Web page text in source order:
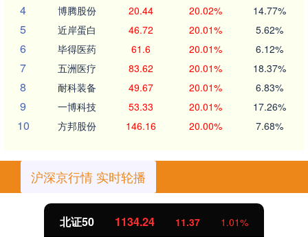
4 博腾股份 20.44 20.02% 14.77%
5 近岸蛋白 46.72 20.01% 5.62%
6 毕得医药 61.6 20.01% 6.12%
7 五洲医疗 83.62 20.01% 18.37%
8 耐科装备 49.67 20.01% 6.83%
9 一博科技 53.33 20.01% 17.26%
10 方邦股份 146.16 20.00% 7.68%
沪深京行情 实时轮播
北证50 1134.24 11.37 1.01%